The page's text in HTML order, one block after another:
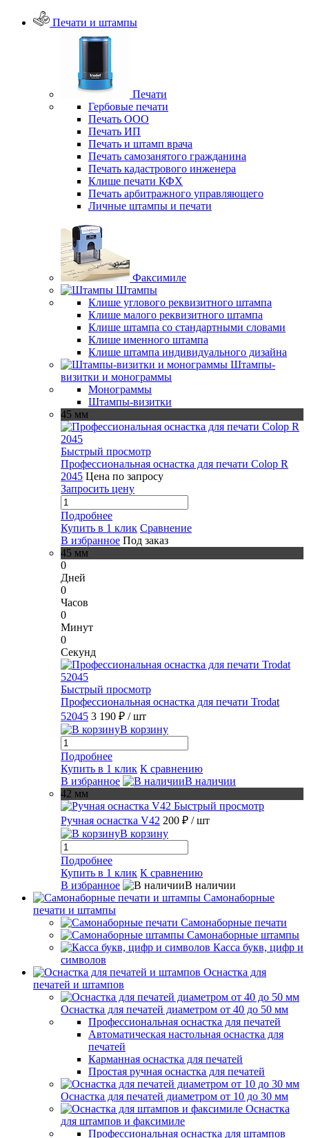
Печати и штампы
Печати
Гербовые печати
Печать ООО
Печать ИП
Печать и штамп врача
Печать самозанятого гражданина
Печать кадастрового инженера
Клише печати КФХ
Печать арбитражного управляющего
Личные штампы и печати
Факсимиле
Штампы
Клише углового реквизитного штампа
Клише малого реквизитного штампа
Клише штампа со стандартными словами
Клише именного штампа
Клише штампа индивидуального дизайна
Штампы-
визитки и монограммы
Монограммы
Штампы-визитки
45 мм
Быстрый просмотр
Профессиональная оснастка для печати Colop R
2045 Цена по запросу
Запросить цену
Подробнее
Купить в 1 клик Сравнение
В избранное Под заказ
45 мм
0
Дней
0
Часов
0
Минут
0
Секунд
Быстрый просмотр
Профессиональная оснастка для печати Trodat
52045 3 190 ₽ / шт
В корзину
Подробнее
Купить в 1 клик К сравнению
В избранное
В наличии
42 мм
Быстрый просмотр
Ручная оснастка V42 200 ₽ / шт
В корзину
Подробнее
Купить в 1 клик К сравнению
В избранное
В наличии
Самонаборные
печати и штампы
Самонаборные печати
Самонаборные штампы
Касса букв, цифр и
символов
Оснастка для
печатей и штампов
Оснастка для печатей диаметром от 40 до 50 мм
Профессиональная оснастка для печатей
Автоматическая настольная оснастка для
печатей
Карманная оснастка для печатей
Простая ручная оснастка для печатей
Оснастка для печатей диаметром от 10 до 30 мм
Оснастка
для штампов и факсимиле
Профессиональная оснастка для штампов